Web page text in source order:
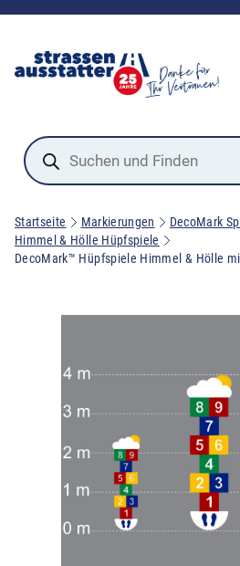
Products
search
Startseite Markierungen
DecoMark
Himmel & Hölle Hüpfspiele
DecoMark™ Hüpfspiele Himmel & Hölle